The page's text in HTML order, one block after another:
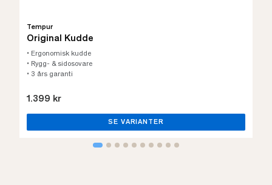
Tempur
Original Kudde
• Ergonomisk kudde
• Rygg- & sidosovare
• 3 års garanti
1.399 kr
SE VARIANTER